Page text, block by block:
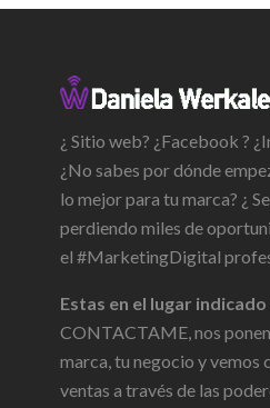
¿ Sitio web? ¿Facebook ?
¿No sabes por dónde
lo mejor para tu marca? ¿
perdiendo miles de
el #MarketingDigital
Estas en el lugar indicado
CONTACTAME, nos
marca, tu negocio y vemos
ventas a través de las